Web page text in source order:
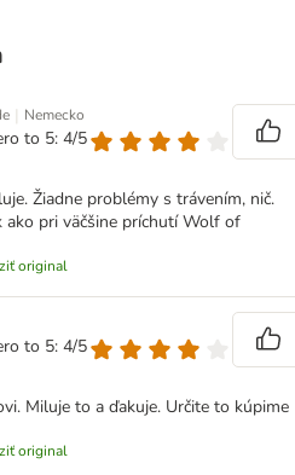
| Nemecko
to 5: 4/5
Žiadne problémy s trávením, nič.
ako pri väčšine príchutí Wolf of
original
to 5: 4/5
Miluje to a ďakuje. Určite to kúpime
original